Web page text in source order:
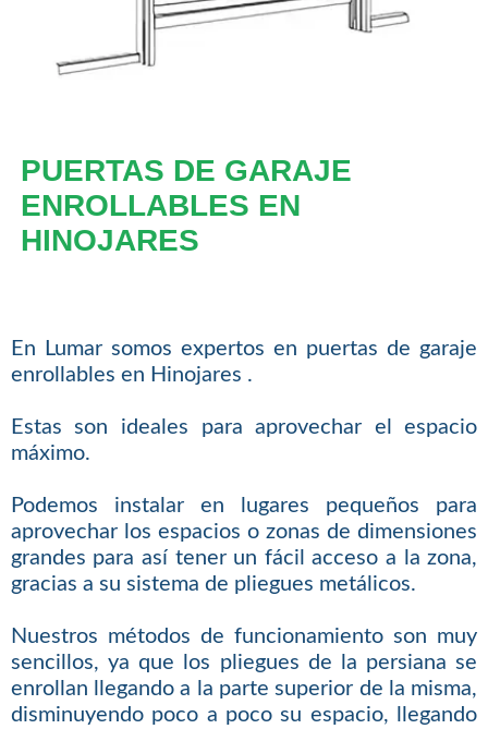
PUERTAS DE GARAJE
ENROLLABLES EN
HINOJARES
En Lumar somos expertos en puertas de garaje
enrollables en Hinojares .
Estas son ideales para aprovechar el espacio
máximo.
Podemos instalar en lugares pequeños para
aprovechar los espacios o zonas de dimensiones
grandes para así tener un fácil acceso a la zona,
gracias a su sistema de pliegues metálicos.
Nuestros métodos de funcionamiento son muy
sencillos, ya que los pliegues de la persiana se
enrollan llegando a la parte superior de la misma,
disminuyendo poco a poco su espacio, llegando